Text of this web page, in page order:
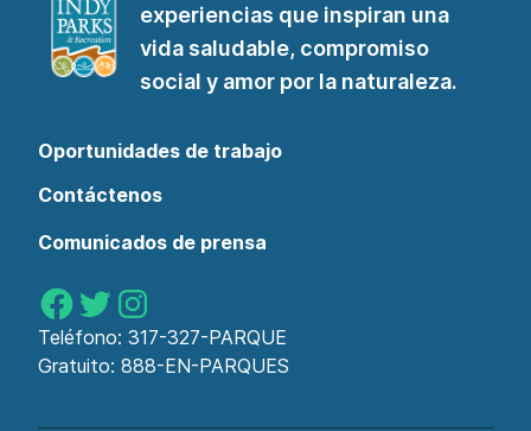
experiencias que inspiran una
vida saludable, compromiso
social y amor por la naturaleza.
Oportunidades de trabajo
Contáctenos
Comunicados de prensa
Parques de Indy en Facebook
Parques de Indy en Twitter
Parques de Indy en Instagram
Teléfono: 317-327-PARQUE
Gratuito: 888-EN-PARQUES